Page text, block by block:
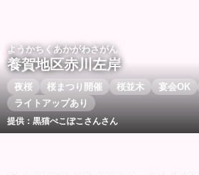
ようかちくあかがわさがん
養賀地区赤川左岸
夜桜 桜まつり開催 桜並木 宴会OK
ライトアップあり
提供：黒猫ぺこぽこさんさん